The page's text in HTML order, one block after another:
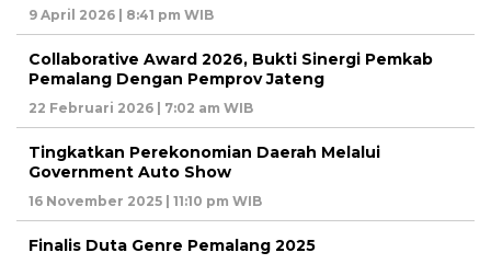
9 April 2026 | 8:41 pm WIB
Collaborative Award 2026, Bukti Sinergi Pemkab
Pemalang Dengan Pemprov Jateng
22 Februari 2026 | 7:02 am WIB
Tingkatkan Perekonomian Daerah Melalui
Government Auto Show
16 November 2025 | 11:10 pm WIB
Finalis Duta Genre Pemalang 2025